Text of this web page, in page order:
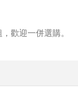
歡迎一併選購。